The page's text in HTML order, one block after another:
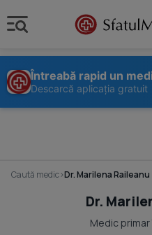
Întreabă rapid un
Descarcă aplicația gratuit
Caută medic›Dr. Marilena Raileanu
Dr.
Medic primar